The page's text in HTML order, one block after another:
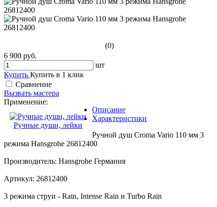
(0)
6 900 руб.
шт
Купить Купить в 1 клик
Сравнение
Вызвать мастера
Применение:
Ручные души, лейки
Описание
Характеристики
Ручной душ Croma Vario 110 мм 3
режима Hansgrohe 26812400
Производитель: Hansgrohe Германия
Артикул: 26812400
3 режима струи - Rain, Intense Rain и Turbo Rain